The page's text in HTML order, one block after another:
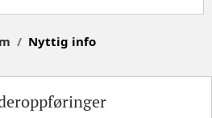
Nyttig info